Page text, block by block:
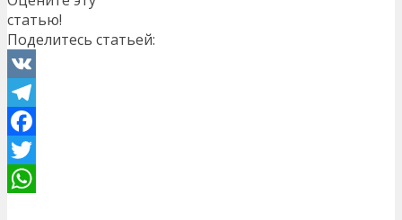
статью!
Поделитесь статьей:
VK
Telegram
Facebook
Twitter